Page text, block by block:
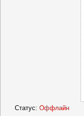
Статус: Оффлайн